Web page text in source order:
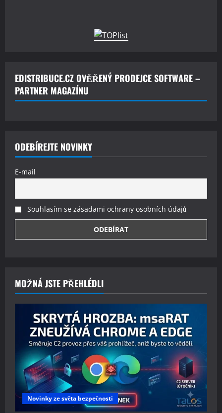
EDISTRIBUCE.CZ OVĚŘENÝ PRODEJCE SOFTWARE –
PARTNER MAGAZÍNU
ODEBÍREJTE NOVINKY
E-mail
Souhlasím se zásadami ochrany osobních údajů
MOŽNÁ JSTE PŘEHLÉDLI
Novinky ze světa bezpečnosti